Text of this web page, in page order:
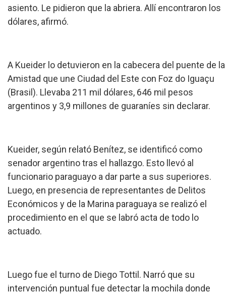
asiento. Le pidieron que la abriera. Allí encontraron los
dólares, afirmó.
A Kueider lo detuvieron en la cabecera del puente de la
Amistad que une Ciudad del Este con Foz do Iguaçu
(Brasil). Llevaba 211 mil dólares, 646 mil pesos
argentinos y 3,9 millones de guaraníes sin declarar.
Kueider, según relató Benítez, se identificó como
senador argentino tras el hallazgo. Esto llevó al
funcionario paraguayo a dar parte a sus superiores.
Luego, en presencia de representantes de Delitos
Económicos y de la Marina paraguaya se realizó el
procedimiento en el que se labró acta de todo lo
actuado.
Luego fue el turno de Diego Tottil. Narró que su
intervención puntual fue detectar la mochila donde